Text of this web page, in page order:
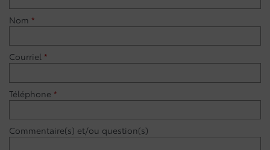
Nom *
Courriel *
Téléphone *
Commentaire(s) et/ou question(s)